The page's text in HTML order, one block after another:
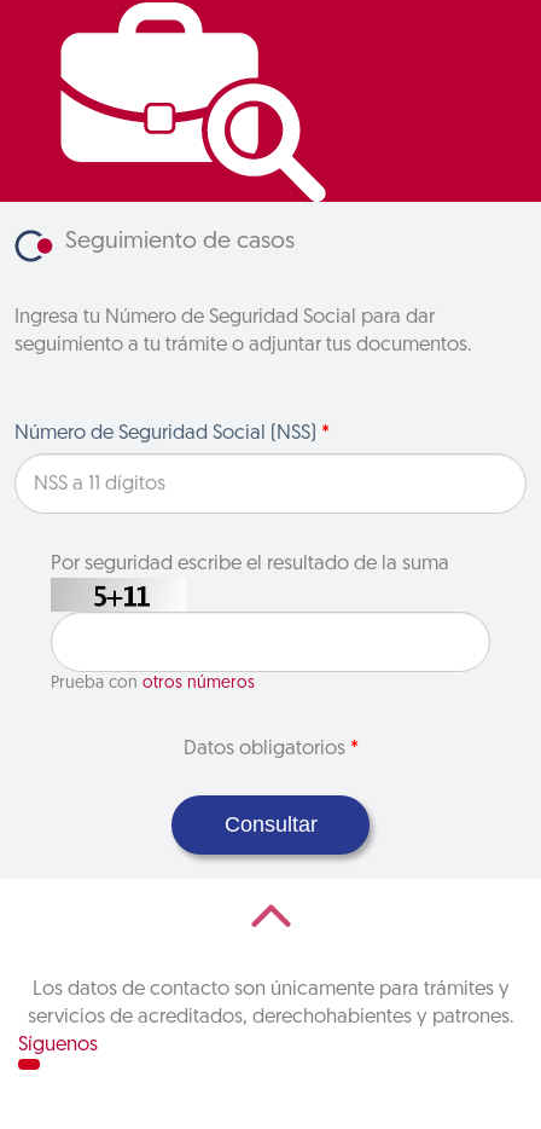
Seguimiento de casos
Ingresa tu Número de Seguridad Social para dar
seguimiento a tu trámite o adjuntar tus documentos.
Número de Seguridad Social (NSS) *
Por seguridad escribe el resultado de la suma
Prueba con otros números
Datos obligatorios *
Consultar
Los datos de contacto son únicamente para trámites y
servicios de acreditados, derechohabientes y patrones.
Síguenos